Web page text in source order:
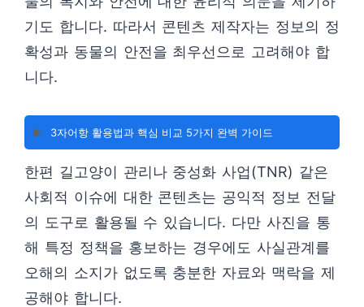
기도 합니다. 따라서 콘텐츠 제작자는 정보의 정
확성과 동물의 안전을 최우선으로 고려해야 합
니다.
▶️ 3자어항 활용법과 핵심 비교 5가지 완벽 가이드
한편 길고양이 관리나 중성화 사업(TNR) 같은
사회적 이슈에 대한 콘텐츠는 공익적 정보 전달
의 도구로 활용될 수 있습니다. 다만 사진을 통
해 특정 정책을 홍보하는 경우에도 사실관계를
오해의 소지가 없도록 충분한 자료와 맥락을 제
공해야 합니다.